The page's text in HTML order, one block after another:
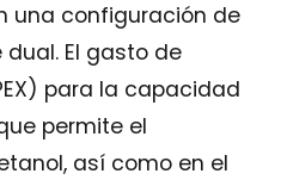
una configuración de
El gasto de
para la capacidad
permite el
así como en el